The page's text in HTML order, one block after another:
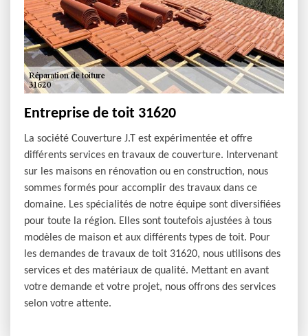
Entreprise de toit 31620
La société Couverture J.T est expérimentée et offre
différents services en travaux de couverture. Intervenant
sur les maisons en rénovation ou en construction, nous
sommes formés pour accomplir des travaux dans ce
domaine. Les spécialités de notre équipe sont diversifiées
pour toute la région. Elles sont toutefois ajustées à tous
modèles de maison et aux différents types de toit. Pour
les demandes de travaux de toit 31620, nous utilisons des
services et des matériaux de qualité. Mettant en avant
votre demande et votre projet, nous offrons des services
selon votre attente.